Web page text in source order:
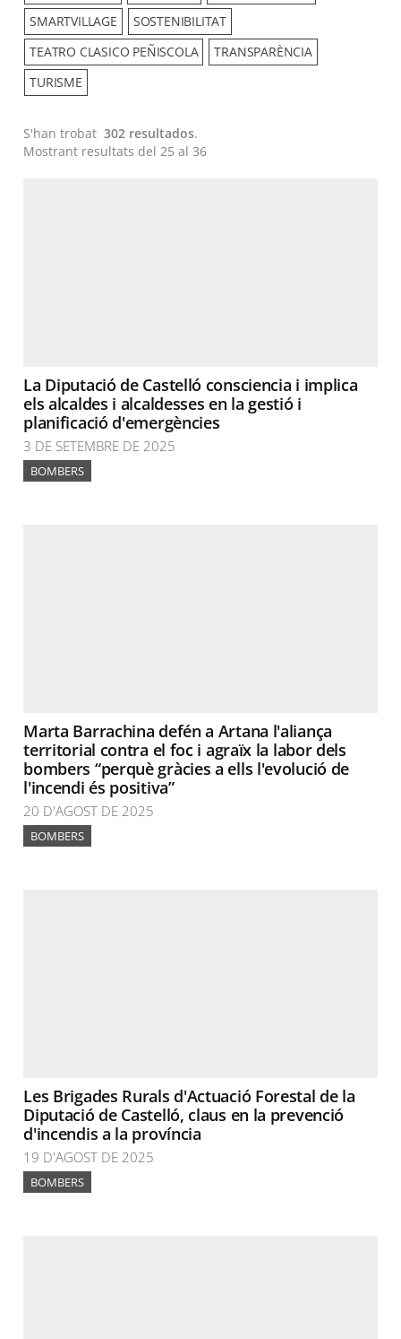
SMARTVILLAGE
SOSTENIBILITAT
TEATRO CLASICO PEÑISCOLA
TRANSPARÈNCIA
TURISME
S'han trobat302 resultados.
Mostrant resultats del 25 al 36
La Diputació de Castelló consciencia i implica
els alcaldes i alcaldesses en la gestió i
planificació d'emergències
3 DE SETEMBRE DE 2025
BOMBERS
Marta Barrachina defén a Artana l'aliança
territorial contra el foc i agraïx la labor dels
bombers “perquè gràcies a ells l'evolució de
l'incendi és positiva”
20 D'AGOST DE 2025
BOMBERS
Les Brigades Rurals d'Actuació Forestal de la
Diputació de Castelló, claus en la prevenció
d'incendis a la província
19 D'AGOST DE 2025
BOMBERS